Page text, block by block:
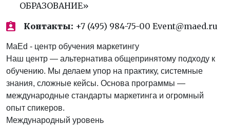
ОБРАЗОВАНИЕ»
Контакты: +7 (495) 984-75-00 Event@maed.ru
MaEd - центр обучения маркетингу
Наш центр — альтернатива общепринятому подходу к
обучению. Мы делаем упор на практику, системные
знания, сложные кейсы. Основа программы —
международные стандарты маркетинга и огромный
опыт спикеров.
Международный уровень